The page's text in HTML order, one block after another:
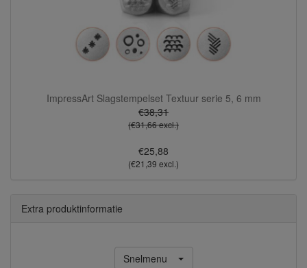
ImpressArt Slagstempelset Textuur serie 5, 6 mm
€38,31
(€31,66 excl.)
€25,88
(€21,39 excl.)
Extra produktinformatie
Snelmenu